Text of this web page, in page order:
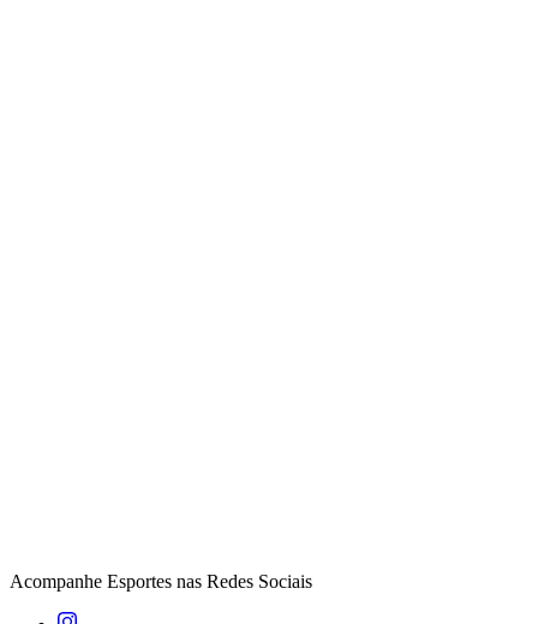
Acompanhe Esportes nas Redes Sociais